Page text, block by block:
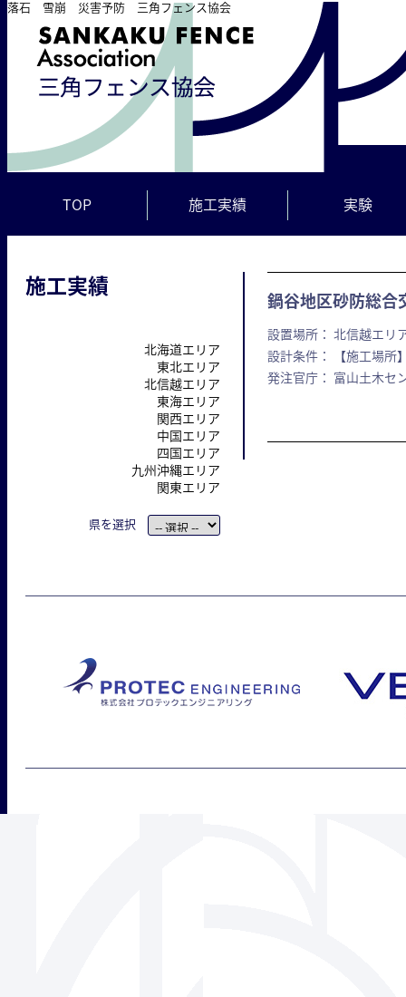
落石 雪崩 災害予防 三角フェンス協会
TOP 施工実績 実験
施工実績
北海道エリア
東北エリア
北信越エリア
東海エリア
関西エリア
中国エリア
四国エリア
九州沖縄エリア
関東エリア
県を選択
鍋谷地区砂防総合
設置場所： 北信越エリ
設計条件： 【施工場所
発注官庁： 富山土木セ